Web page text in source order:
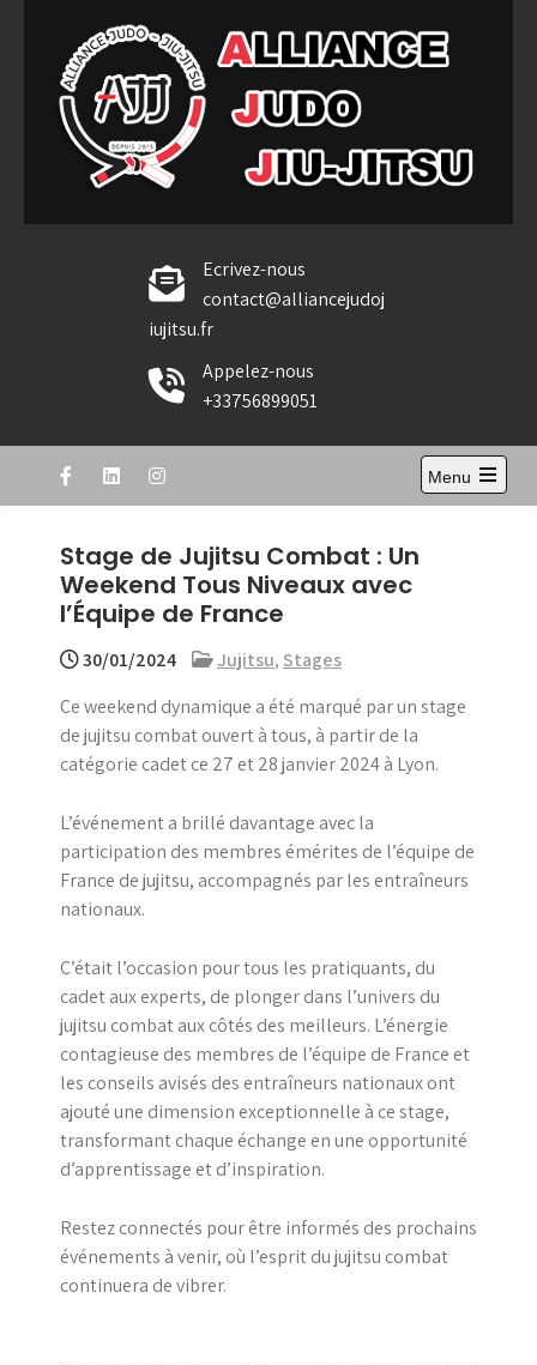
content
Alliance Judo Jiu-jitsu
Ecrivez-nous
contact@alliancejudoj
iujitsu.fr
Appelez-nous
+33756899051
Menu
Open
Stage de Jujitsu Combat : Un
Weekend Tous Niveaux avec
l’Équipe de France
30/01/2024 Jujitsu, Stages
Ce weekend dynamique a été marqué par un stage
de jujitsu combat ouvert à tous, à partir de la
catégorie cadet ce 27 et 28 janvier 2024 à Lyon.
L’événement a brillé davantage avec la
participation des membres émérites de l’équipe de
France de jujitsu, accompagnés par les entraîneurs
nationaux.
C’était l’occasion pour tous les pratiquants, du
cadet aux experts, de plonger dans l’univers du
jujitsu combat aux côtés des meilleurs. L’énergie
contagieuse des membres de l’équipe de France et
les conseils avisés des entraîneurs nationaux ont
ajouté une dimension exceptionnelle à ce stage,
transformant chaque échange en une opportunité
d’apprentissage et d’inspiration.
Restez connectés pour être informés des prochains
événements à venir, où l’esprit du jujitsu combat
continuera de vibrer.